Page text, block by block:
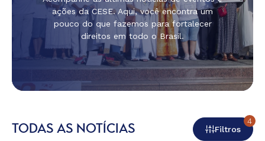
ações da CESE. Aqui, você encontra um
pouco do que fazemos para fortalecer
direitos em todo o Brasil.
TODAS AS NOTÍCIAS Filtros
4